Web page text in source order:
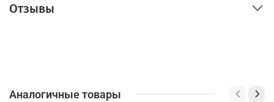
Отзывы
Аналогичные товары